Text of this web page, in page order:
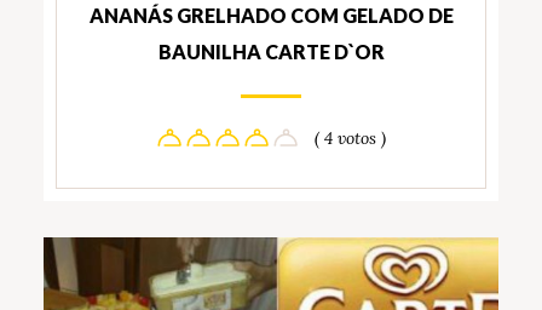
ANANÁS GRELHADO COM GELADO DE
BAUNILHA CARTE D`OR
( 4 votos )